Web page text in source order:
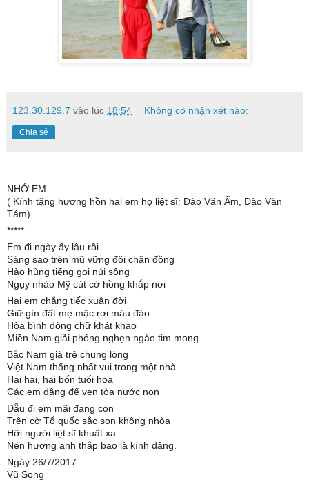
123.30.129.7 vào lúc 18:54 Không có nhận xét nào:
Chia sẻ
NHỚ EM
( Kính tặng hương hồn hai em họ liệt sĩ: Đào Văn Ấm, Đào Văn
Tám)
*****
Em đi ngày ấy lâu rồi
Sáng sao trên mũ vững đôi chân đồng
Hào hùng tiếng gọi núi sông
Ngụy nhào Mỹ cút cờ hồng khắp nơi
Hai em chẳng tiếc xuân đời
Giữ gìn đất mẹ mặc rơi máu đào
Hòa bình dòng chữ khát khao
Miền Nam giải phóng nghẹn ngào tim mong
Bắc Nam già trẻ chung lòng
Việt Nam thống nhất vui trong một nhà
Hai hai, hai bốn tuổi hoa
Các em dâng để vẹn tòa nước non
Dẫu đi em mãi đang còn
Trên cờ Tổ quốc sắc son không nhòa
Hỡi người liệt sĩ khuất xa
Nén hương anh thắp bao là kính dâng.
Ngày 26/7/2017
Vũ Song